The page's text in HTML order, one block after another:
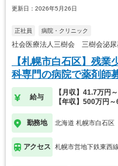
更新日：2026年5月26日
正社員 病院・クリニック
社会医療法人三樹会 三樹会泌尿
【札幌市白石区】残
科専門の病院で薬剤師
給与
【月収】41.7万円
【年収】500万円
勤務地 北海道 札幌市白石区
アクセス 札幌市営地下鉄東西